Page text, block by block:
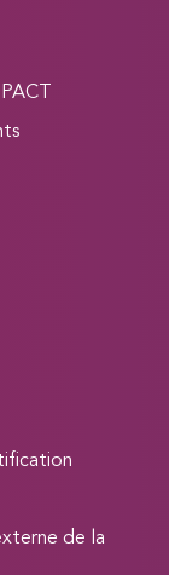
de la